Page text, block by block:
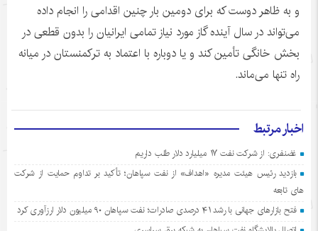
و به ظاهر دوست که برای دومین بار چنین اقدامی را انجام داده
می‌تواند در سال آینده گاز مورد نیاز تمامی ایرانیان را بدون قطعی در
بخش خانگی تأمین کند و یا دوباره با اعتماد به ترکمنستان در میانه
راه تنها می‌ماند.
اخبار مرتبط
غضنفری: از شرکت نفت ۱۷ میلیارد دلار طلب داریم
بازدید رئیس هیئت مدیره «اهداف» از نفت سپاهان؛ تأکید بر تداوم حمایت از شرکت
های تابعه
فتح بازارهای جهانی با رشد ۴۱ درصدی صادرات؛ نفت سپاهان ۹۰ میلیون دلار ارزآوری کرد